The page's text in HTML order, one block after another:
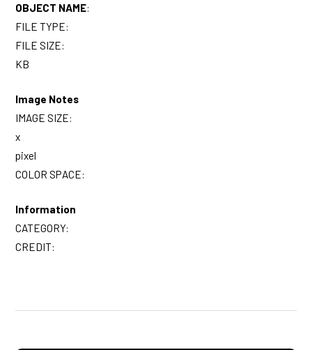
OBJECT NAME:
FILE TYPE:
FILE SIZE:
KB
Image Notes
IMAGE SIZE:
x
pixel
COLOR SPACE:
Information
CATEGORY:
CREDIT: